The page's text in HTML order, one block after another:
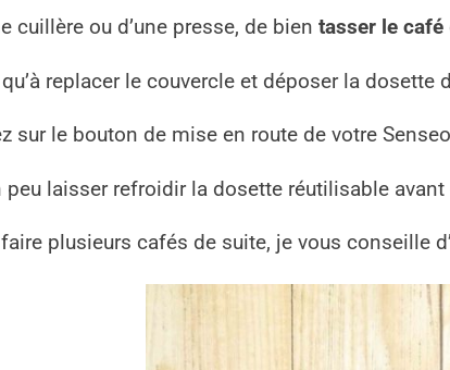
cuillère ou d’une presse, de bien tasser le café
replacer le couvercle et déposer la
sur le bouton de mise en route de votre
laisser refroidir la dosette réutilisable
plusieurs cafés de suite, je vous conseille